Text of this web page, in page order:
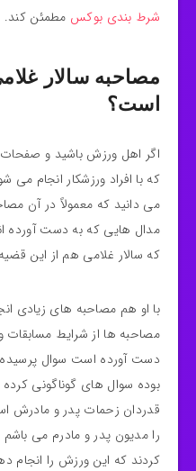
شرط بندی بوکس مطمئن کند.
مصاحبه سالار
است؟
اگر اهل ورزش باشید و
که با افراد ورزشکار انجام می‌
می‌ دانید که معمولاً در آن
مدال هایی که به دست آورده
که سالار غلامی هم از این
با او هم مصاحبه های زیادی
مصاحبه ها از شرایط مسابقات
دست آورده است سوال
بوده سوال های گوناگونی
قدردان زحمات پدر و مادرش
را مدیون پدر و مادرم می
کردند که این ورزش را انجام